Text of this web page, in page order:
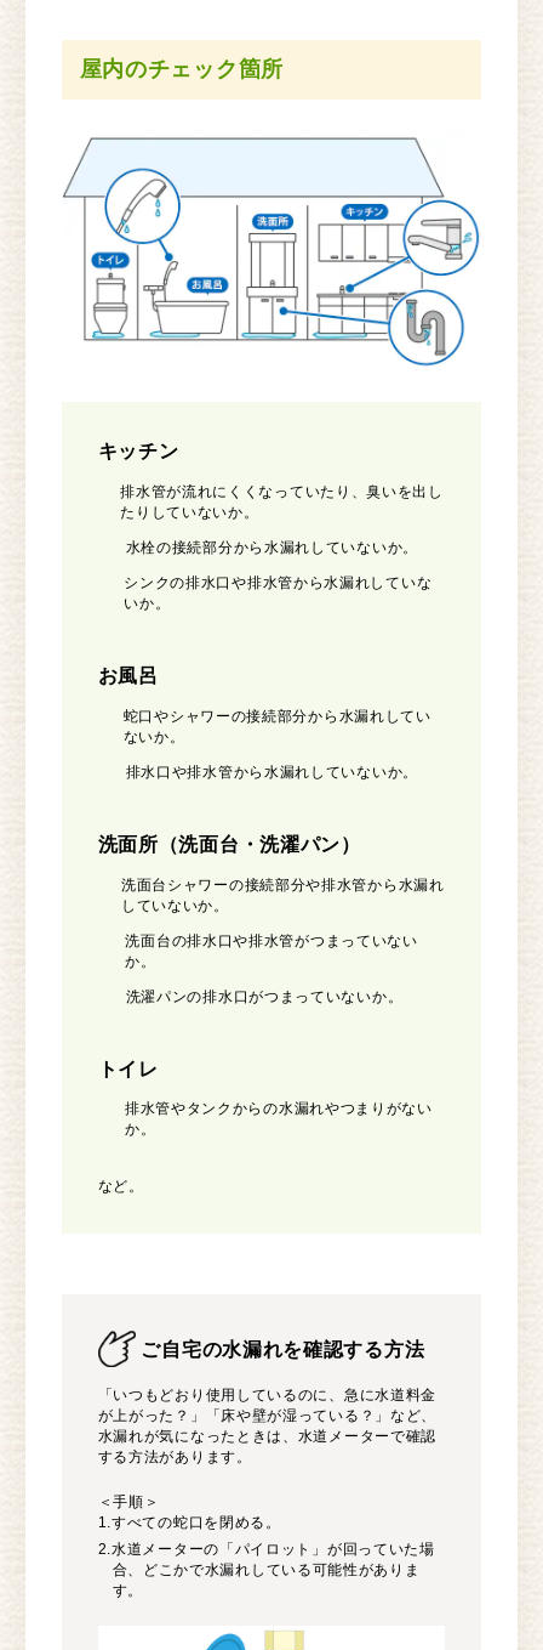
屋内のチェック箇所
キッチン
排水管が流れにくくなっていたり、臭いを出し
たりしていないか。
水栓の接続部分から水漏れしていないか。
シンクの排水口や排水管から水漏れしていな
いか。
お風呂
蛇口やシャワーの接続部分から水漏れしてい
ないか。
排水口や排水管から水漏れしていないか。
洗面所（洗面台・洗濯パン）
洗面台シャワーの接続部分や排水管から水漏れ
していないか。
洗面台の排水口や排水管がつまっていない
か。
洗濯パンの排水口がつまっていないか。
トイレ
排水管やタンクからの水漏れやつまりがない
か。
など。
ご自宅の水漏れを確認する方法
「いつもどおり使用しているのに、急に水道料金
が上がった？」「床や壁が湿っている？」など、
水漏れが気になったときは、水道メーターで確認
する方法があります。
＜手順＞
1.すべての蛇口を閉める。
2.水道メーターの「パイロット」が回っていた場
合、どこかで水漏れしている可能性がありま
す。